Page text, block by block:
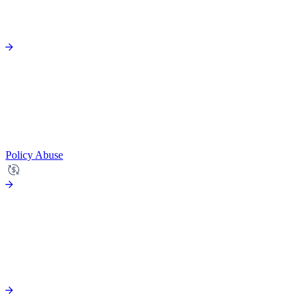
Policy Abuse